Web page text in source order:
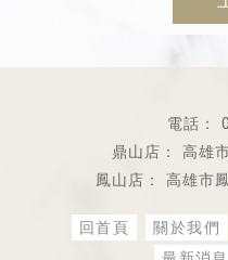
高雄
高雄市
回首頁 關於我們